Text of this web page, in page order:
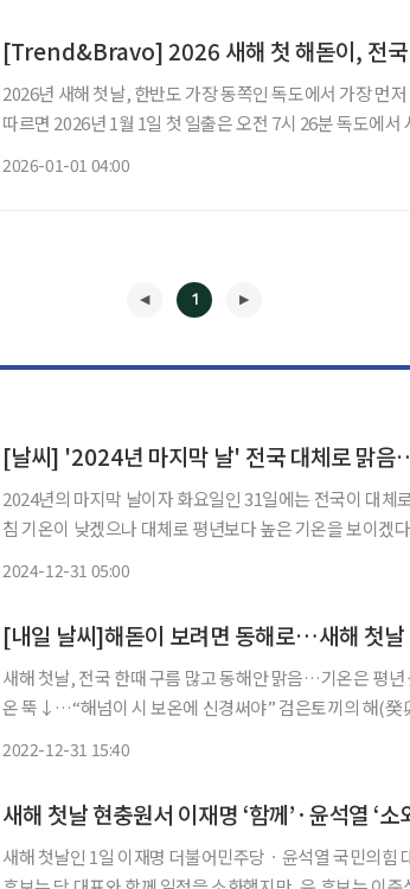
[Trend&Bravo] 2026 새해 첫 해돋이, 전국
2026년 새해 첫날, 한반도 가장 동쪽인 독도에서 가장 먼
따르면 2026년 1월 1일 첫 일출은 오전 7시 26분 독도에
2026-01-01 04:00
1
2024년의 마지막 날이자 화요일인 31일에는 전국이 대체로 맑겠다. 기상청에 따
침 기온이 낮겠으나 대체로 평년보다 높은 기온을 보이겠다. 오전에는 강원·충북·남부지
2024-12-31 05:00
[내일 날씨]해돋이 보려면 동해로…새해 첫날
새해 첫날, 전국 한때 구름 많고 동해안 맑음…기온은 평년
온 뚝↓…“해넘이 시 보온에 신경써야” 검은토끼의 해(癸卯年ㆍ계묘년) 첫날인 내일(1일)
2022-12-31 15:40
새해 첫날 현충원서 이재명 ‘함께’·윤석열 ‘소
새해 첫날인 1일 이재명 더불어민주당ㆍ윤석열 국민의힘